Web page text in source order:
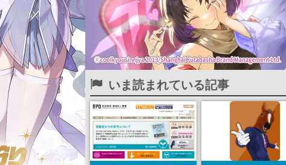
いま読まれている記事